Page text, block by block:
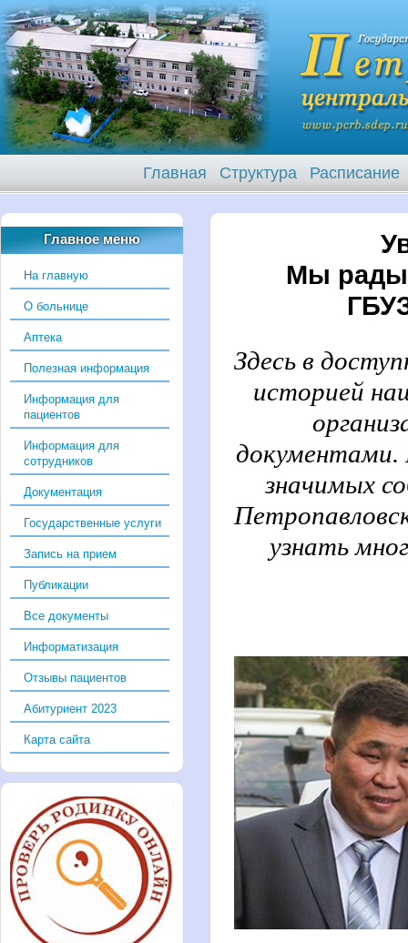
Главная Структура Расписание
Главное меню
На главную
О больнице
Аптека
Полезная информация
Информация для
пациентов
Информация для
сотрудников
Документация
Государственные услуги
Запись на прием
Публикации
Все документы
Информатизация
Отзывы пациентов
Абитуриент 2023
Карта сайта
Мы рады
Здесь в
историей
документами.
значимых
узнать